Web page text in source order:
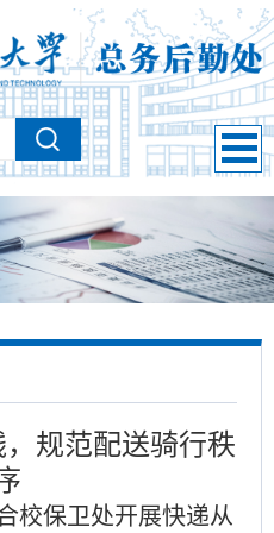
规范配送骑行秩
保卫处开展快递从